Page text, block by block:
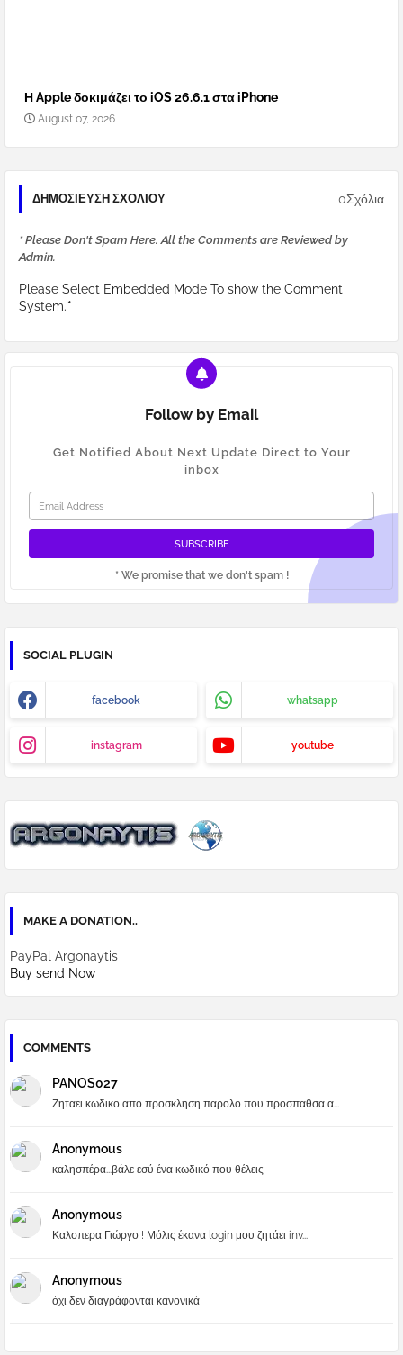
Η Apple δοκιμάζει το iOS 26.6.1 στα iPhone
August 07, 2026
ΔΗΜΟΣΊΕΥΣΗ ΣΧΟΛΊΟΥ 0Σχόλια
* Please Don't Spam Here. All the Comments are Reviewed by
Admin.
Please Select Embedded Mode To show the Comment
System.*
Follow by Email
Get Notified About Next Update Direct to Your
inbox
* We promise that we don't spam !
SOCIAL PLUGIN
facebook whatsapp
instagram youtube
MAKE A DONATION..
PayPal Argonaytis
Buy send Now
COMMENTS
PANOS027
Ζηταει κωδικο απο προσκληση παρολο που προσπαθσα α...
Anonymous
καλησπέρα...βάλε εσύ ένα κωδικό που θέλεις
Anonymous
Καλσπερα Γιώργο ! Μόλις έκανα login μου ζητάει inv...
Anonymous
όχι δεν διαγράφονται κανονικά